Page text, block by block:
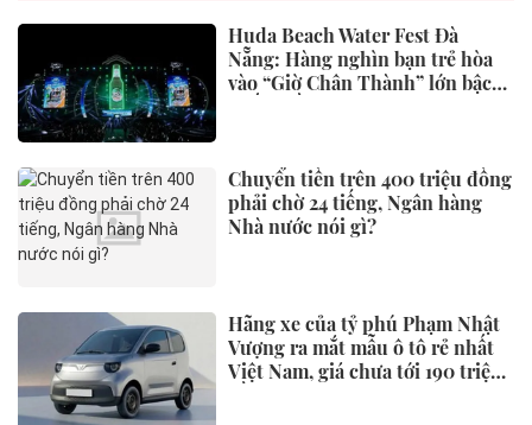
Huda Beach Water Fest Đà
Nẵng: Hàng nghìn bạn trẻ hòa
vào “Giờ Chân Thành” lớn bậc
Chuyển tiền trên 400 triệu đồng
phải chờ 24 tiếng, Ngân hàng
Nhà nước nói gì?
Hãng xe của tỷ phú Phạm Nhật
Vượng ra mắt mẫu ô tô rẻ nhất
Việt Nam, giá chưa tới 190 triệu